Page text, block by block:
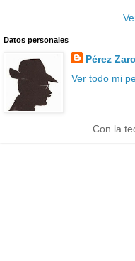
Datos personales
Pérez
Ver todo mi
Con la